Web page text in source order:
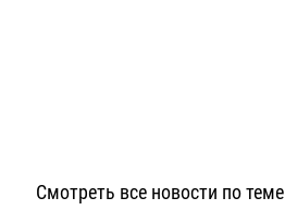
Смотреть все новости по теме